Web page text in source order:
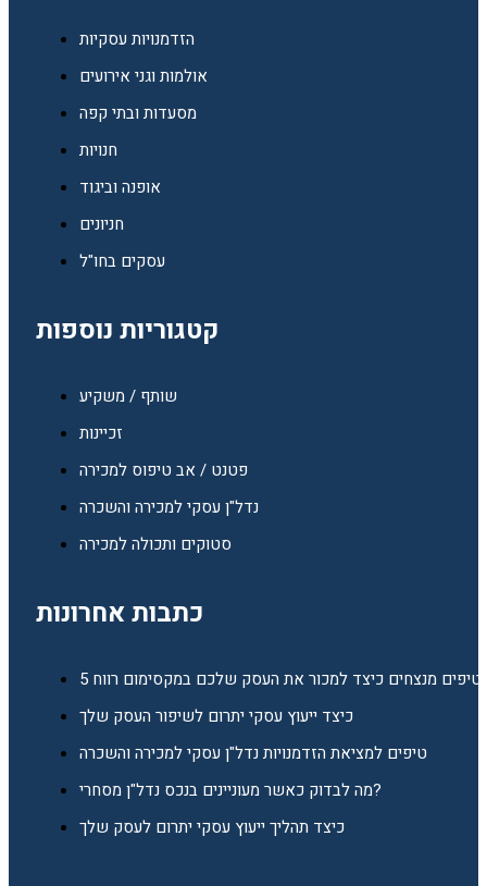
הזדמנויות עסקיות
אולמות וגני אירועים
מסעדות ובתי קפה
חנויות
אופנה וביגוד
חניונים
עסקים בחו"ל
קטגוריות נוספות
שותף / משקיע
זכיינות
פטנט / אב טיפוס למכירה
נדל"ן עסקי למכירה והשכרה
סטוקים ותכולה למכירה
כתבות אחרונות
5 טיפים מנצחים כיצד למכור את העסק שלכם במקסימום רווח
כיצד ייעוץ עסקי יתרום לשיפור העסק שלך
טיפים למציאת הזדמנויות נדל"ן עסקי למכירה והשכרה
מה לבדוק כאשר מעוניינים בנכס נדל"ן מסחרי?
כיצד תהליך ייעוץ עסקי יתרום לעסק שלך